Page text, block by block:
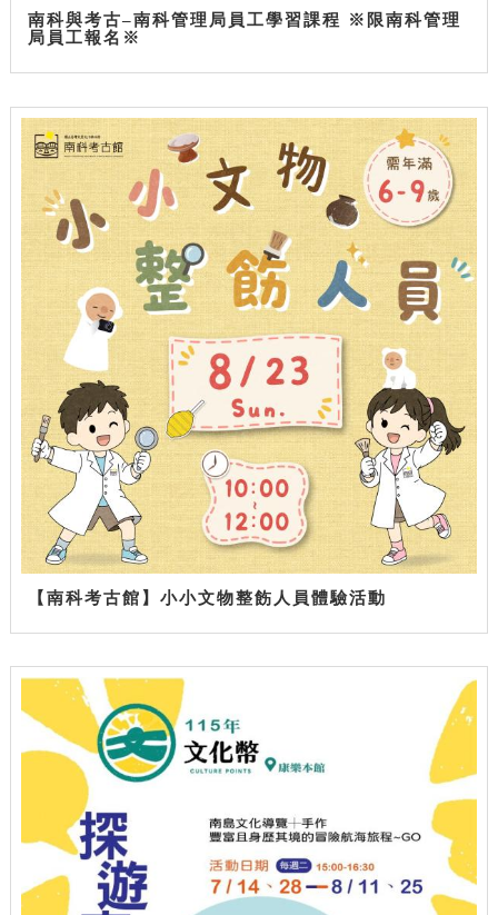
南科與考古–南科管理局員工學習課程 ※限南科管理
局員工報名※
【南科考古館】小小文物整飭人員體驗活動